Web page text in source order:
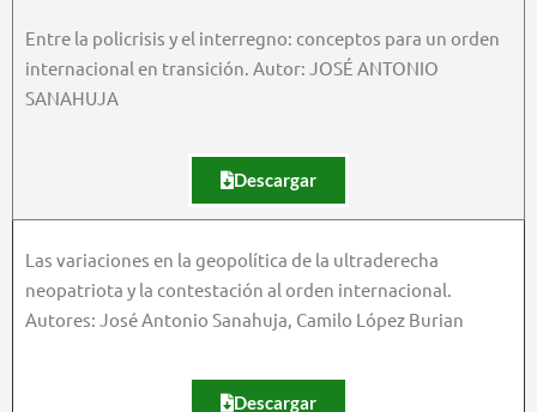
Entre la policrisis y el interregno: conceptos para un orden
internacional en transición. Autor: JOSÉ ANTONIO
SANAHUJA
Descargar
Las variaciones en la geopolítica de la ultraderecha
neopatriota y la contestación al orden internacional.
Autores: José Antonio Sanahuja, Camilo López Burian
Descargar